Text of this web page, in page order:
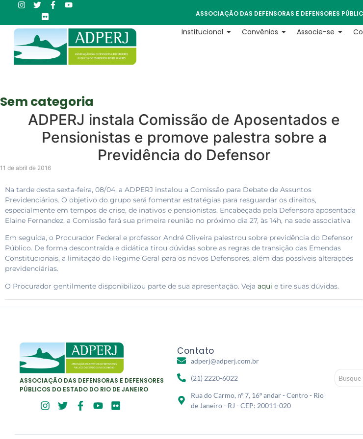
ASSOCIAÇÃO DAS DEFENSORAS E DEFENSORES
Institucional Convênios Associe-se
Sem categoria
ADPERJ instala Comissão de Aposentados e
Pensionistas e promove palestra sobre a
Previdência do Defensor
11 de abril de 2016
Na tarde desta sexta-feira, 08/04, a ADPERJ instalou a Comissão para Debate de Assuntos
Previdenciários. O objetivo do grupo será fomentar estratégias para resguardar os direitos,
especialmente em tempos de crise, de inativos e pensionistas. Encabeçada pela Defensora aposentada
Elaine Fernandez, a Comissão fará sua primeira reunião no próximo dia 27, às 14h, na sede associativa.
Em seguida, o Procurador Federal e professor André Oliveira palestrou sobre previdência do Defensor
Público. De forma descontraída e didática tirou dúvidas sobre as regras de transição das Emendas
Constitucionais, a limitação do Regime Geral para os novos Defensores, além das possíveis alterações
previdenciárias.
O Procurador gentilmente disponibilizou parte de sua apresentação. Veja aqui e tire suas dúvidas.
ASSOCIAÇÃO DAS DEFENSORAS E DEFENSORES
PÚBLICOS DO ESTADO DO RIO DE JANEIRO
Contato
adperj@adperj.com.br
(21) 2220-6022
Rua do Carmo, nº 7, 16º andar - Centro - Rio
de Janeiro - RJ - CEP: 20011-020